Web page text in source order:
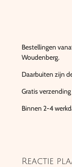
Bestellingen
Woudenberg.
Daarbuiten zijn
Gratis
Binnen 2-4
Reactie